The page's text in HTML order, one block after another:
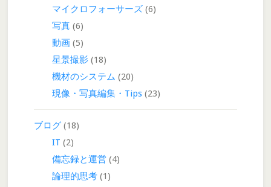
マイクロフォーサーズ(6)
写真(6)
動画(5)
星景撮影(18)
機材のシステム (20)
現像・写真編集・Tips(23)
ブログ(18)
IT (2)
備忘録と運営(4)
論理的思考(1)